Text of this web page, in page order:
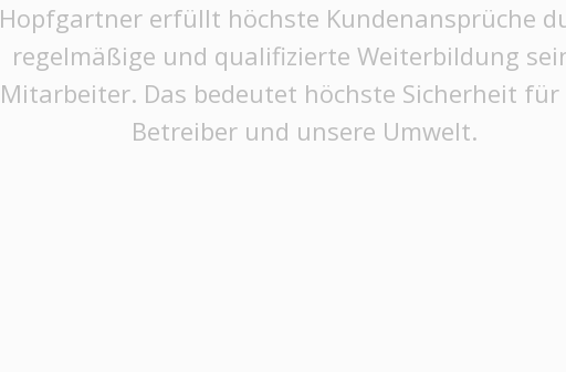
Hopfgartner erfüllt höchste Kundenansprüche
regelmäßige und qualifizierte Weiterbildung
Mitarbeiter. Das bedeutet höchste Sicherheit für
Betreiber und unsere Umwelt.